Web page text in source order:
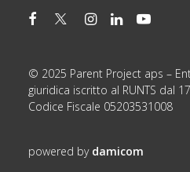
© 2025 Parent Project aps –
giuridica iscritto al RUNTS dal
Codice Fiscale 05203531008
powered by damicom